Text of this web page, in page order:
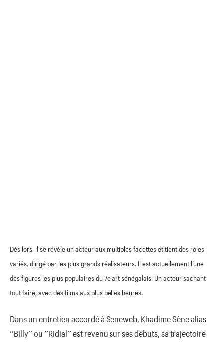
Dès lors, il se révèle un acteur aux multiples facettes et tient des rôles
variés, dirigé par les plus grands réalisateurs. Il est actuellement l’une
des figures les plus populaires du 7e art sénégalais. Un acteur sachant
tout faire, avec des films aux plus belles heures.
Dans un entretien accordé à Seneweb, Khadime Sène alias
‘’Billy’’ ou ‘’Ridial’’ est revenu sur ses débuts, sa trajectoire